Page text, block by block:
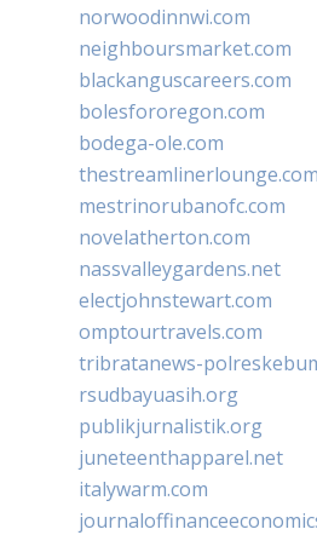
norwoodinnwi.com
neighboursmarket.com
blackanguscareers.com
bolesfororegon.com
bodega-ole.com
thestreamlinerlounge.com
mestrinorubanofc.com
novelatherton.com
nassvalleygardens.net
electjohnstewart.com
omptourtravels.com
tribratanews-
rsudbayuasih.org
publikjurnalistik.org
juneteenthapparel.net
italywarm.com